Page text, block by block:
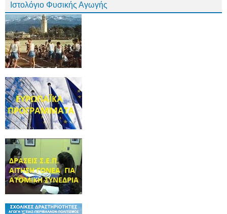
Ιστολόγιο Φυσικής Αγωγής